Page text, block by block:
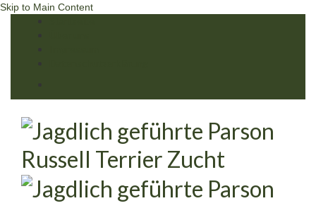
Skip to Main Content